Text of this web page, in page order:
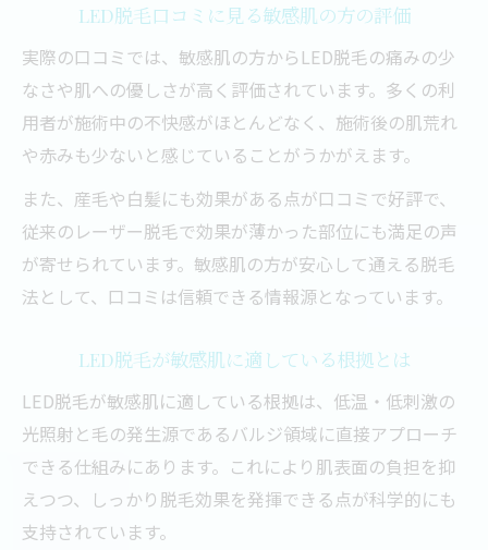
LED脱毛口コミに見る敏感肌の方の評価
実際の口コミでは、敏感肌の方からLED脱毛の痛みの少
なさや肌への優しさが高く評価されています。多くの利
用者が施術中の不快感がほとんどなく、施術後の肌荒れ
や赤みも少ないと感じていることがうかがえます。
また、産毛や白髪にも効果がある点が口コミで好評で、
従来のレーザー脱毛で効果が薄かった部位にも満足の声
が寄せられています。敏感肌の方が安心して通える脱毛
法として、口コミは信頼できる情報源となっています。
LED脱毛が敏感肌に適している根拠とは
LED脱毛が敏感肌に適している根拠は、低温・低刺激の
光照射と毛の発生源であるバルジ領域に直接アプローチ
できる仕組みにあります。これにより肌表面の負担を抑
えつつ、しっかり脱毛効果を発揮できる点が科学的にも
支持されています。